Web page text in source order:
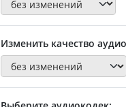
Изменить качество